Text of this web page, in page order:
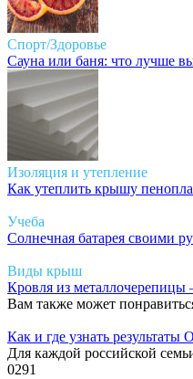
Спорт/Здоровье
Сауна или баня: что лучше
Изоляция и утепление
Как утеплить крышу
Учеба
Солнечная батарея своими
Виды крыш
Кровля из металлочерепицы
Вам также может
Как и где узнать результаты
Для каждой российской
0291